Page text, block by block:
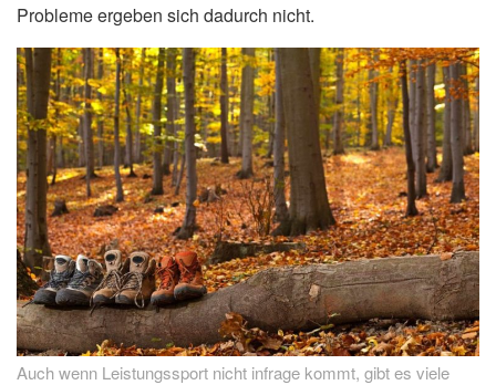
Probleme ergeben sich dadurch nicht.
Auch wenn Leistungssport nicht infrage kommt, gibt es viele